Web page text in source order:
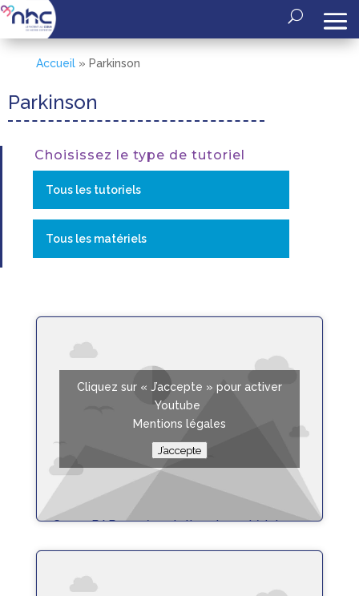
Accueil» Parkinson
Parkinson
Choisissez le type de tutoriel
Crono PAR 4 présentation du matériel
Cliquez sur « J’accepte » pour activer
Youtube
Mentions légales
J’accepte